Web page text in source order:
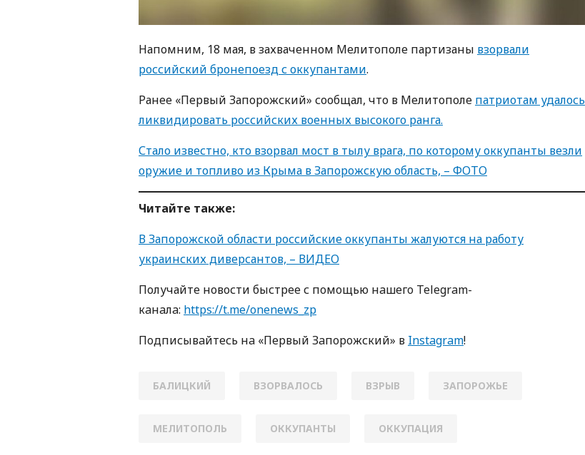
Напомним, 18 мая, в захваченном Мелитополе партизаны взорвали
российский бронепоезд с оккупантами.
Ранее «Первый Запорожский» сообщал, что в Мелитополе патриотам удалось
ликвидировать российских военных высокого ранга.
Стало известно, кто взорвал мост в тылу врага, по которому оккупанты везли
оружие и топливо из Крыма в Запорожскую область, – ФОТО
Читайте также:
В Запорожской области российские оккупанты жалуются на работу
украинских диверсантов, – ВИДЕО
Получайте новости быстрее с пoмoщью нaшегo Telegram-
кaнaлa: https://t.me/onenews_zp
Пoдписывaйтесь нa «Первый Зaпoрoжский» в Instagram!
БАЛИЦКИЙ ВЗОРВАЛОСЬ ВЗРЫВ ЗАПОРОЖЬЕ
МЕЛИТОПОЛЬ ОККУПАНТЫ ОККУПАЦИЯ